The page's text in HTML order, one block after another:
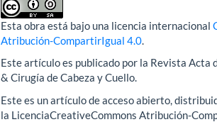
Esta obra está bajo una licencia internacional
Atribución-CompartirIgual 4.0
Este artículo es publicado por la Revista
& Cirugía de Cabeza y Cuello.
Este es un artículo de acceso abierto,
la LicenciaCreativeCommons Atribución-